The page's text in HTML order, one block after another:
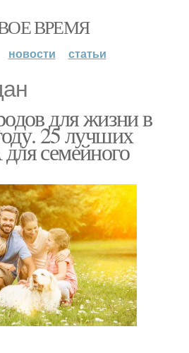
ВРЕМЯ
новости статьи
для жизни в
25 лучших
семейного